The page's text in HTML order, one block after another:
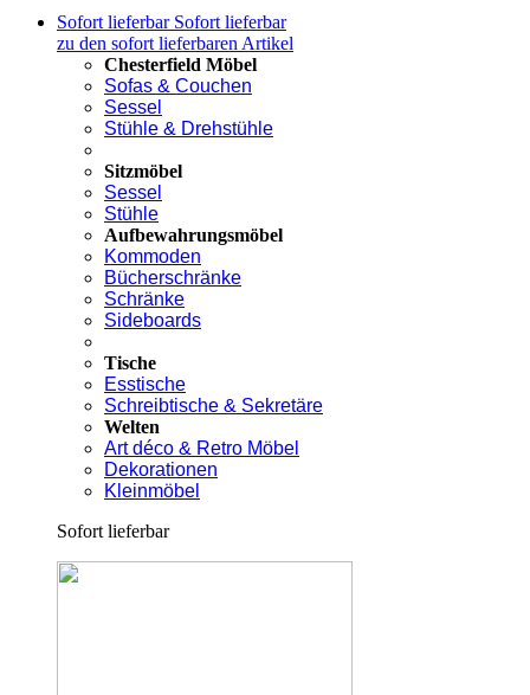
Sofort lieferbar Sofort lieferbar
zu den sofort lieferbaren Artikel
Chesterfield Möbel
Sofas & Couchen
Sessel
Stühle & Drehstühle
Sitzmöbel
Sessel
Stühle
Aufbewahrungsmöbel
Kommoden
Bücherschränke
Schränke
Sideboards
Tische
Esstische
Schreibtische & Sekretäre
Welten
Art déco & Retro Möbel
Dekorationen
Kleinmöbel
Sofort lieferbar